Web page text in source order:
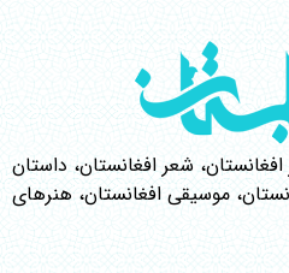
شعر افغانستان، داستان
موسیقی افغانستان، هنرهای